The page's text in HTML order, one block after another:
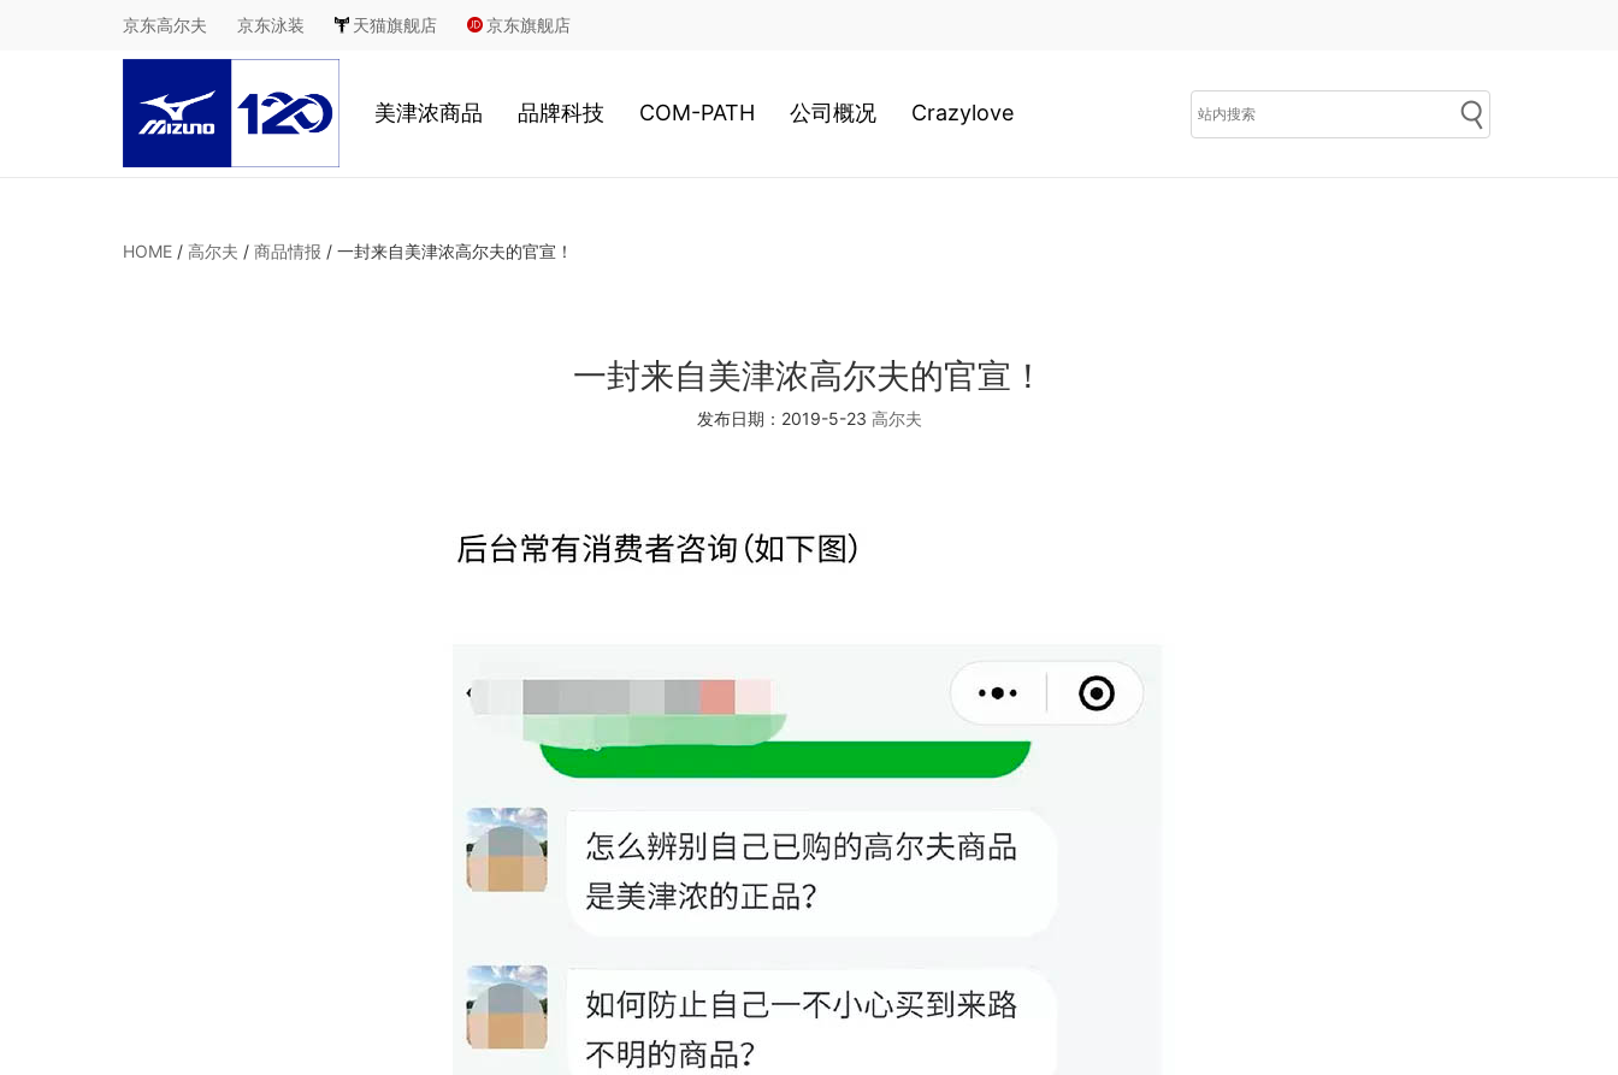
京东高尔夫 京东泳装 天猫旗舰店 京东旗舰店
美津浓商品
网球
品牌科技
2020新科技
COM-PATH 公司概况
日本总社
美津浓全球
Crazylove
HOME / 高尔夫 / 商品情报 / 一封来自美津浓高尔夫的官宣！
一封来自美津浓高尔夫的官宣！
发布日期：2019-5-23 高尔夫